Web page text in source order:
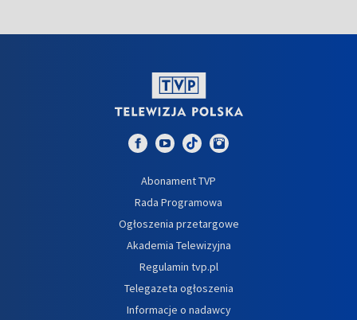
Abonament TVP
Rada Programowa
Ogłoszenia przetargowe
Akademia Telewizyjna
Regulamin tvp.pl
Telegazeta ogłoszenia
Informacje o nadawcy